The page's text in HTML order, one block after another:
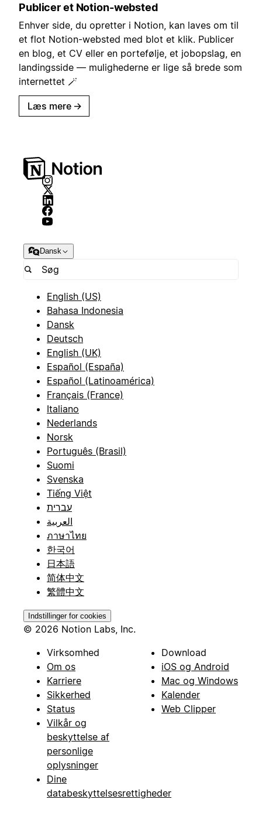
Publicer et Notion-websted
Enhver side, du opretter i Notion, kan laves om til
et flot Notion-websted med blot et klik. Publicer
en blog, et CV eller en portefølje, et jobopslag, en
landingsside — mulighederne er lige så brede som
internettet 🪄
Læs mere →
Dansk
English (US)
Bahasa Indonesia
Dansk
Deutsch
English (UK)
Español (España)
Español (Latinoamérica)
Français (France)
Italiano
Nederlands
Norsk
Português (Brasil)
Suomi
Svenska
Tiếng Việt
עברית
العربية
ภาษาไทย
한국어
日本語
简体中文
繁體中文
Indstillinger for cookies
© 2026 Notion Labs, Inc.
Virksomhed
Om os
Karriere
Sikkerhed
Status
Vilkår og
beskyttelse af
personlige
oplysninger
Dine
databeskyttelsesrettigheder
Download
iOS og Android
Mac og Windows
Kalender
Web Clipper